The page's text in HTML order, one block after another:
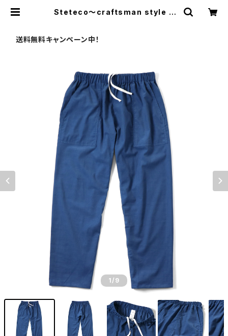
Steteco〜craftsman style <
d things for relaxing store
送料無料キャンペーン中！
1 /9